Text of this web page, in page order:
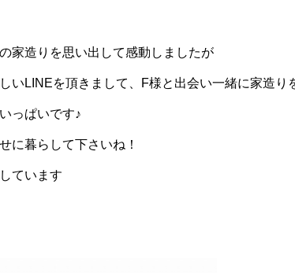
家造りを思い出して感動しましたが
いLINEを頂きまして、F様と出会い一緒に家造り
っぱいです♪
に暮らして下さいね！
ています